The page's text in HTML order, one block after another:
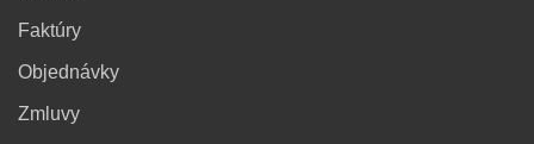
Faktúry
Objednávky
Zmluvy